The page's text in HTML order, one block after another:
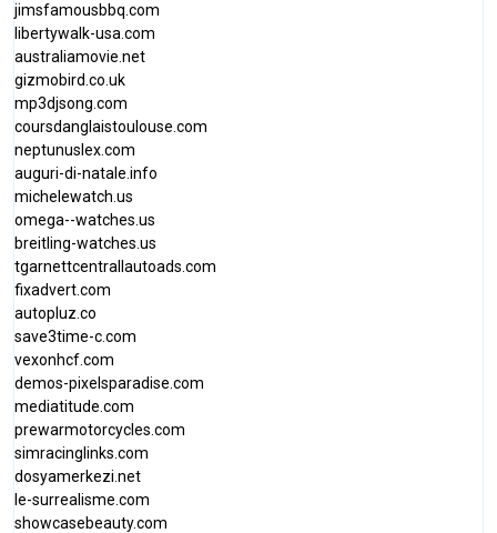
jimsfamousbbq.com
libertywalk-usa.com
australiamovie.net
gizmobird.co.uk
mp3djsong.com
coursdanglaistoulouse.com
neptunuslex.com
auguri-di-natale.info
michelewatch.us
omega--watches.us
breitling-watches.us
tgarnettcentrallautoads.com
fixadvert.com
autopluz.co
save3time-c.com
vexonhcf.com
demos-pixelsparadise.com
mediatitude.com
prewarmotorcycles.com
simracinglinks.com
dosyamerkezi.net
le-surrealisme.com
showcasebeauty.com